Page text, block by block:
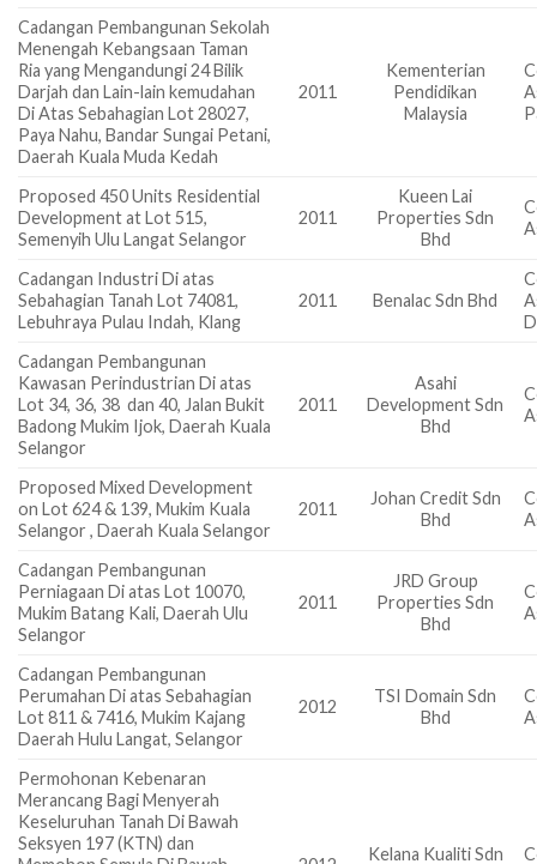
Cadangan Pembangunan Sekolah
Menengah Kebangsaan Taman
Ria yang Mengandungi 24 Bilik
Darjah dan Lain-lain kemudahan
Di Atas Sebahagian Lot 28027,
Paya Nahu, Bandar Sungai Petani,
Daerah Kuala Muda Kedah
2011
Kementerian
Pendidikan
Malaysia
Proposed 450 Units Residential
Development at Lot 515,
Semenyih Ulu Langat Selangor
2011
Kueen Lai
Properties Sdn
Bhd
Cadangan Industri Di atas
Sebahagian Tanah Lot 74081,
Lebuhraya Pulau Indah, Klang
2011 Benalac Sdn Bhd
Cadangan Pembangunan
Kawasan Perindustrian Di atas
Lot 34, 36, 38 dan 40, Jalan Bukit
Badong Mukim Ijok, Daerah Kuala
Selangor
2011
Asahi
Development Sdn
Bhd
Proposed Mixed Development
on Lot 624 & 139, Mukim Kuala
Selangor , Daerah Kuala Selangor
2011
Johan Credit Sdn
Bhd
Cadangan Pembangunan
Perniagaan Di atas Lot 10070,
Mukim Batang Kali, Daerah Ulu
Selangor
2011
JRD Group
Properties Sdn
Bhd
Cadangan Pembangunan
Perumahan Di atas Sebahagian
Lot 811 & 7416, Mukim Kajang
Daerah Hulu Langat, Selangor
2012
TSI Domain Sdn
Bhd
Permohonan Kebenaran
Merancang Bagi Menyerah
Keseluruhan Tanah Di Bawah
Seksyen 197 (KTN) dan
Kelana Kualiti Sdn